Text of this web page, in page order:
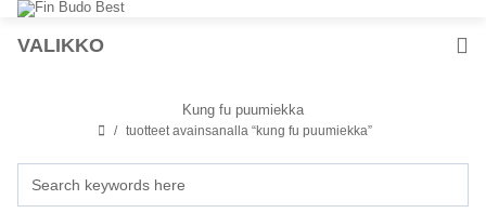
VALIKKO
Kung fu puumiekka
tuotteet avainsanalla “kung fu puumiekka”